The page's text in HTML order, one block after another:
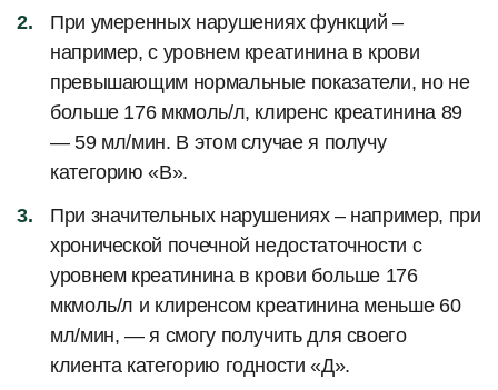
При умеренных нарушениях функций –
например, с уровнем креатинина в крови
превышающим нормальные показатели, но не
больше 176 мкмоль/л, клиренс креатинина 89
— 59 мл/мин. В этом случае я получу
категорию «В».
При значительных нарушениях – например, при
хронической почечной недостаточности с
уровнем креатинина в крови больше 176
мкмоль/л и клиренсом креатинина меньше 60
мл/мин, — я смогу получить для своего
клиента категорию годности «Д».